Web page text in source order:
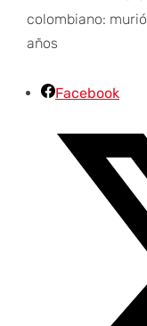
colombiano:
años
Facebook